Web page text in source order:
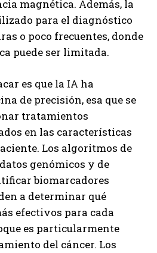
magnética. Además, la
para el diagnóstico
o poco frecuentes, donde
puede ser limitada.
es que la IA ha
de precisión, esa que se
tratamientos
en las características
Los algoritmos de
genómicos y de
biomarcadores
a determinar qué
efectivos para cada
es particularmente
del cáncer. Los